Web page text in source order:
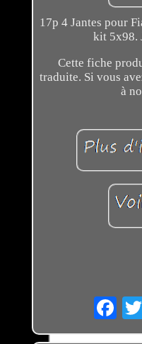
17p 4 Jantes pour
kit 5x98.
Cette fiche
traduite. Si vous
à